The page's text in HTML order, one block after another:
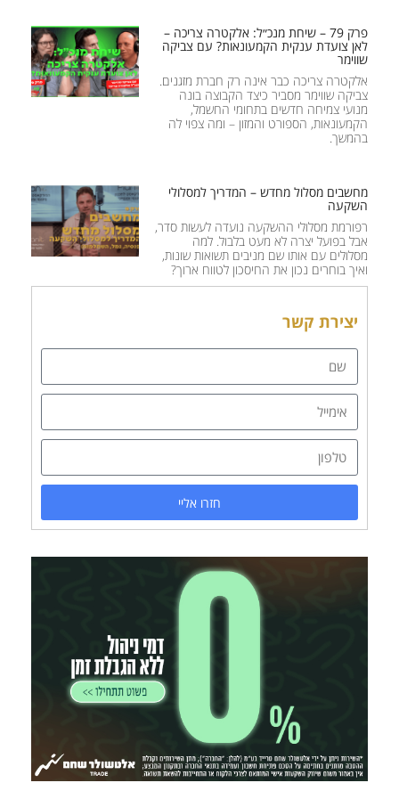
פרק 79 – שיחת מנכ״ל: אלקטרה צריכה –
לאן צועדת ענקית הקמעונאות? עם צביקה
שווימר
אלקטרה צריכה כבר אינה רק חברת מזגנים.
צביקה שווימר מסביר כיצד הקבוצה בונה
מנועי צמיחה חדשים בתחומי החשמל,
הקמעונאות, הספורט והמזון – ומה צפוי לה
בהמשך.
מחשבים מסלול מחדש – המדריך למסלולי
השקעה
רפורמת מסלולי ההשקעה נועדה לעשות סדר,
אבל בפועל יצרה לא מעט בלבול. למה
מסלולים עם אותו שם מניבים תשואות שונות,
ואיך בוחרים נכון את החיסכון לטווח ארוך?
יצירת קשר
חזרו אליי